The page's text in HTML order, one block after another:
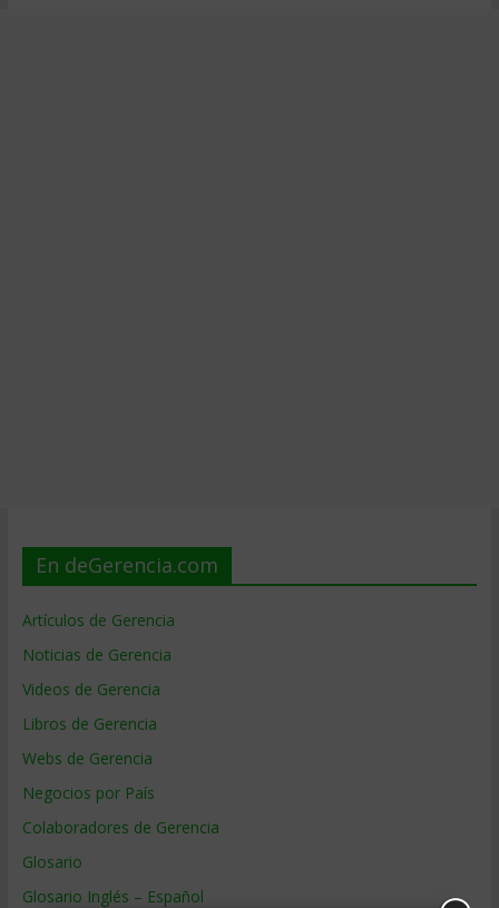
En deGerencia.com
Artículos de Gerencia
Noticias de Gerencia
Videos de Gerencia
Libros de Gerencia
Webs de Gerencia
Negocios por País
Colaboradores de Gerencia
Glosario
Glosario Inglés – Español